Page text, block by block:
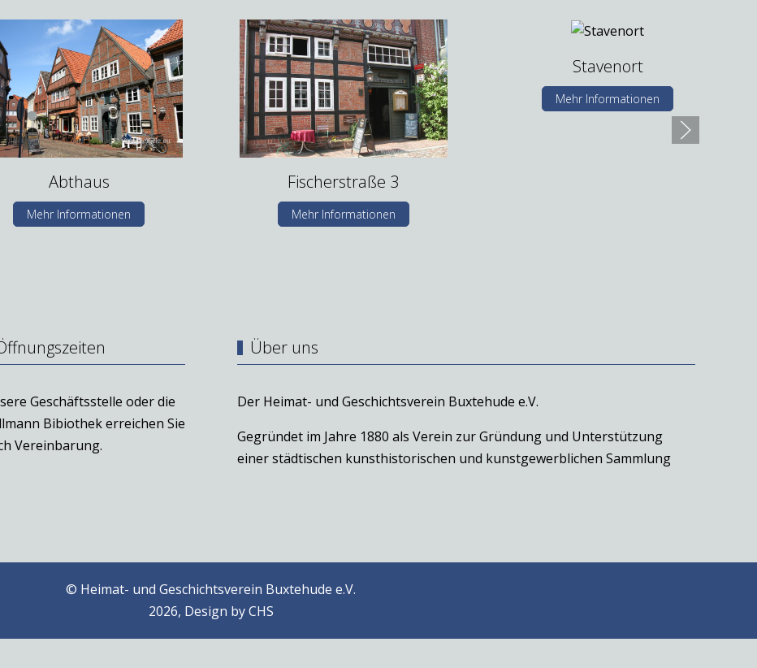
Abthaus
Mehr Informationen
Fischerstraße 3
Mehr Informationen
Stavenort
Mehr Informationen
Geschäftsstelle oder die
Bibiothek erreichen Sie
Vereinbarung.
Über uns
Der Heimat- und Geschichtsverein Buxtehude e.V.
Gegründet im Jahre 1880 als Verein zur Gründung und Unterstützung
einer städtischen kunsthistorischen und kunstgewerblichen Sammlung
© Heimat- und Geschichtsverein Buxtehude e.V.
2026, Design byCHS